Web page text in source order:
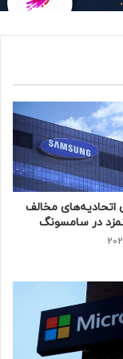
هفت درصد افزایش
اما به گفته
اپل، بیش از
اپل در بارسلون که
روز جمعه شاهد صف کشیدن حدود ۲۵۰ نفر برای خرید آیفون ۱۵
بپیوندند.
جنجال برانگیز
اتحادیه‌های مخالف
در سامسونگ